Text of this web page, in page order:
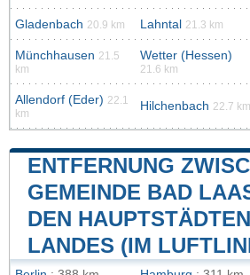
Gladenbach 20.9 km Lahntal 21.3 km
Münchhausen 21.5
km
Wetter (Hessen)
21.6 km
Allendorf (Eder) 22.1
km
Hilchenbach 22.7 km
ENTFERNUNG
GEMEINDE BAD
DEN
LANDES (IM